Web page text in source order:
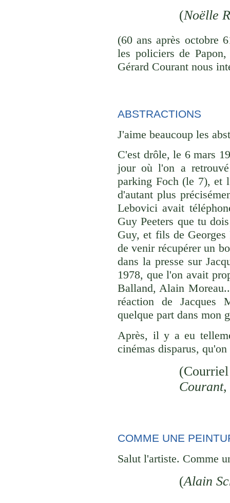
(Noëlle
(60 ans après octobre
les policiers de
Gérard Courant nous
ABSTRACTIONS
J'aime beaucoup les
C'est drôle, le 6 mars
jour où l'on a
parking Foch (le 7), et
d'autant plus
Lebovici avait
Guy Peeters que tu
Guy, et fils de
de venir récupérer un
dans la presse sur
1978, que l'on avait
Balland, Alain
réaction de Jacques
quelque part dans mon
Après, il y a eu
cinémas disparus,
Courant,
COMME UNE
Salut l'artiste. Comme
(Alain